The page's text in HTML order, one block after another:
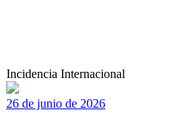
Incidencia Internacional
26 de junio de 2026